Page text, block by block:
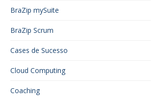
BraZip mySuite
BraZip Scrum
Cases de Sucesso
Cloud Computing
Coaching